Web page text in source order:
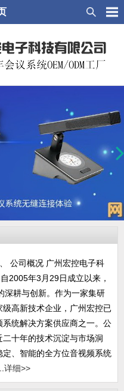
公司概况 广州宏控电子科
2005年3月29日成立以来，
深耕与创新。作为一家集研
高新技术企业，广州宏控已
统解决方案供应商之一。公
十年的技术沉淀与市场洞
、智能的全方位音视频系统
详细>>